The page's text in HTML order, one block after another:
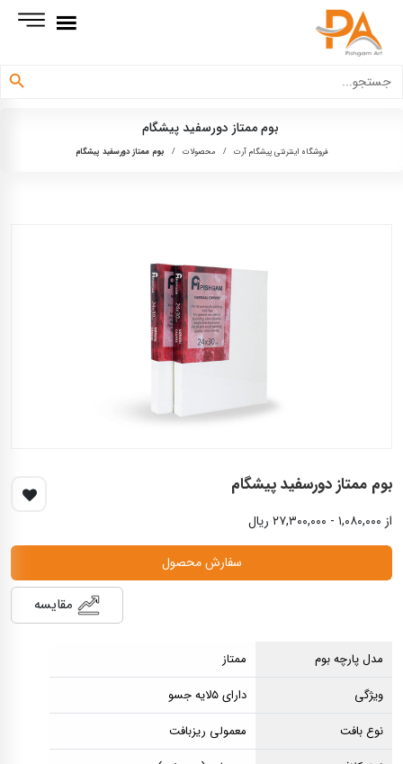
برای:
دکمه جستجو
بوم ممتاز دورسفید پیشگام
فروشگاه اینترنتی پیشگام آرت / محصولات / بوم ممتاز دورسفید پیشگام
بوم ممتاز دورسفید پیشگام
از ۱,۰۸۰,۰۰۰ - ۲۷,۳۰۰,۰۰۰ ریال
سفارش محصول
مقایسه
مدل پارچه بوم
ممتاز
ویژگی
دارای ۵لایه جسو
نوع بافت
معمولی ریزبافت